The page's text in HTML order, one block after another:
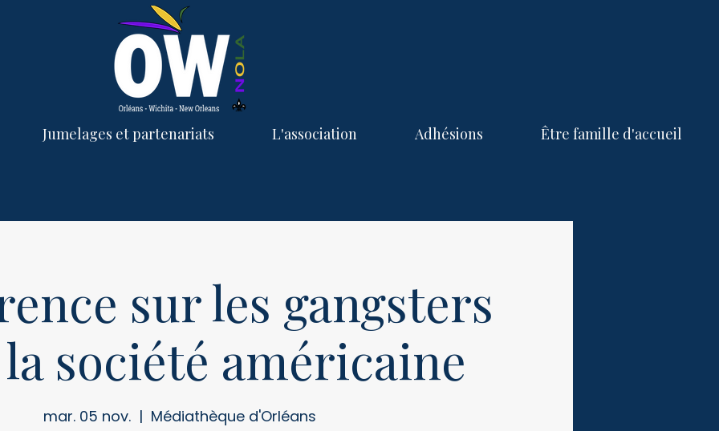
Jumelages et partenariats L'association Adhésions Être famille d'accueil
sur les gangsters
société américaine
mar. 05 nov.
  |
Médiathèque d'Orléans